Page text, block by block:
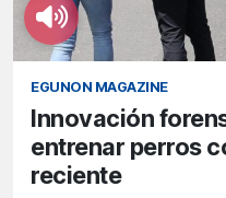
EGUNON MAGAZINE
Innovación
entrenar perros
reciente